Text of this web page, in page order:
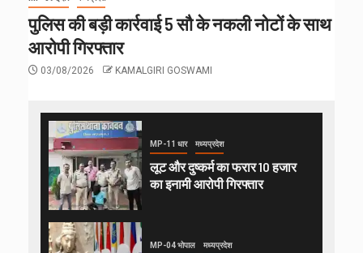
पुलिस की बड़ी कार्रवाई 5 सौ के नकली नोटों के साथ
आरोपी गिरफ्तार
03/08/2026 KAMALGIRI GOSWAMI
MP-11 धार मध्यप्रदेश
लूट और दुष्कर्म का फरार 10 हजार
का इनामी आरोपी गिरफ्तार
MP-04 भोपाल मध्यप्रदेश